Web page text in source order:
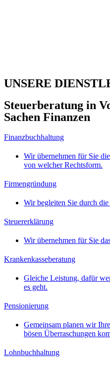
UNSERE
Steuerberatung in
Sachen Finanzen
Finanzbuchhaltung
Wir übernehmen für Sie
von welcher Rechtsform.
Firmengründung
Wir begleiten Sie durch
Steuererklärung
Wir übernehmen für Sie
Krankenkasseberatung
Gleiche Leistung, dafür
es geht.
Pensionierung
Gemeinsam planen wir
bösen Überraschungen
Lohnbuchhaltung